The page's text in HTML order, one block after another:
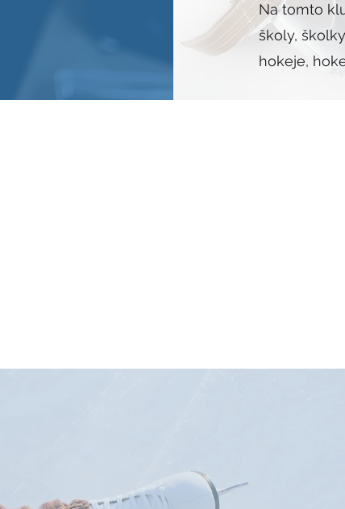
Na tomto
školy,
hokeje,